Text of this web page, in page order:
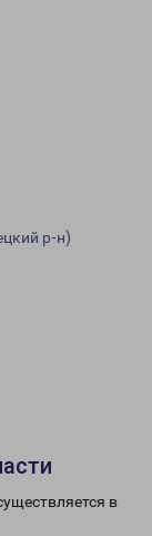
р-н)
в